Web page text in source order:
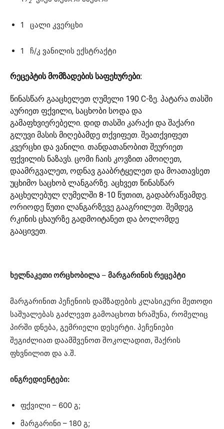
1 ცალი კვერცხი
1 ჩ/კ ვანილის ექსტრაქტი
რეცეპტის მომზადების საფეხურები:
წინასწარ გააცხელეთ ღუმელი 190 C-ზე. პატარა თასში
აურიეთ ფქვილი, საცხობი სოდა და
გამაფხვიერებელი. დიდ თასში კარაქი და შაქარი
გლუვი მასის მიღებამდე თქვიფეთ. შეათქვიფეთ
კვერცხი და ვანილი. თანდათანობით შეურიეთ
ფქვილის ნაზავს. ცომი ჩაის კოვზით ამოიღეთ,
დაამრგვალეთ, ოდნავ გააბრტყელეთ და მოათავსეთ
უცხიმო საცხობ ლანგარზე. აცხვეთ წინასწარ
გაცხელებულ ღუმელში 8-10 წუთით, გადაბრაწვამდე.
ორიოდე წუთი ლანგარზევე გააგრილეთ. შემდეგ
რკინის ცხაურზე გადმოიტანეთ და ბოლომდე
გააცივეთ.
ხელნაკეთი ორცხობილა – მარგარინის რეცეპტი
მარგარინით პეჩენიის დამზადების კლასიკური მეთოდი
საშუალებას გაძლევთ გამოაცხოთ ხრაშუნა, რომელიც
პირში დნება, გემრიელი დესერტი. პეჩენიები
შეგიძლიათ დაამშვენოთ შოკოლადით, შაქრის
ფხვნილით და ა.შ.
ინგრედიენტები:
ფქვილი – 600 გ;
მარგარინი – 180 გ;